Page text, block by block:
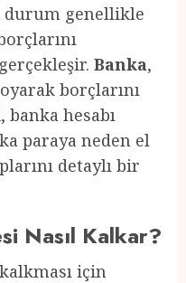
durum genellikle
Banka,
borçlarını
banka hesabı
paraya neden el
detaylı bir
Nasıl Kalkar?
için